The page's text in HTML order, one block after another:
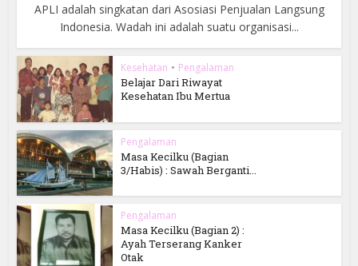
APLI adalah singkatan dari Asosiasi Penjualan Langsung
Indonesia. Wadah ini adalah suatu organisasi...
Kesehatan • Pengalaman
Belajar Dari Riwayat
Kesehatan Ibu Mertua
Pengalaman
Masa Kecilku (Bagian
3/Habis) : Sawah Berganti...
Pengalaman
Masa Kecilku (Bagian 2) :
Ayah Terserang Kanker
Otak